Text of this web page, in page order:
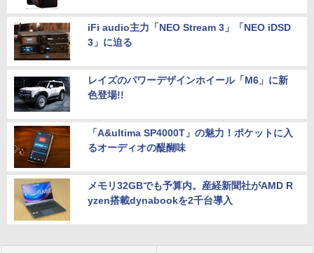
iFi audio主力「NEO Stream 3」「NEO iDSD
3」に迫る
レイズのパワーデザインホイール「M6」に新
色登場!!
「A&ultima SP4000T」の魅力！ポケットに入
るオーディオの醍醐味
メモリ32GBでも予算内。産経新聞社がAMD R
yzen搭載dynabookを2千台導入